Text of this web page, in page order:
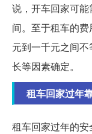
说，开车回家可
间。至于租车的
元到一千元之间
长等因素确定。
租车回家过年
租车回家过年的